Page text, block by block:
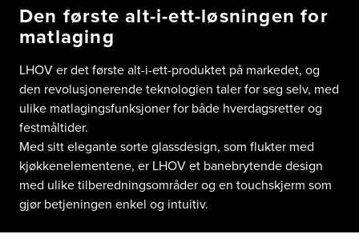
Den første alt-i-ett-løsningen for
matlaging
LHOV er det første alt-i-ett-produktet på markedet, og
den revolusjonerende teknologien taler for seg selv, med
ulike matlagingsfunksjoner for både hverdagsretter og
festmåltider.
Med sitt elegante sorte glassdesign, som flukter med
kjøkkenelementene, er LHOV et banebrytende design
med ulike tilberedningsområder og en touchskjerm som
gjør betjeningen enkel og intuitiv.